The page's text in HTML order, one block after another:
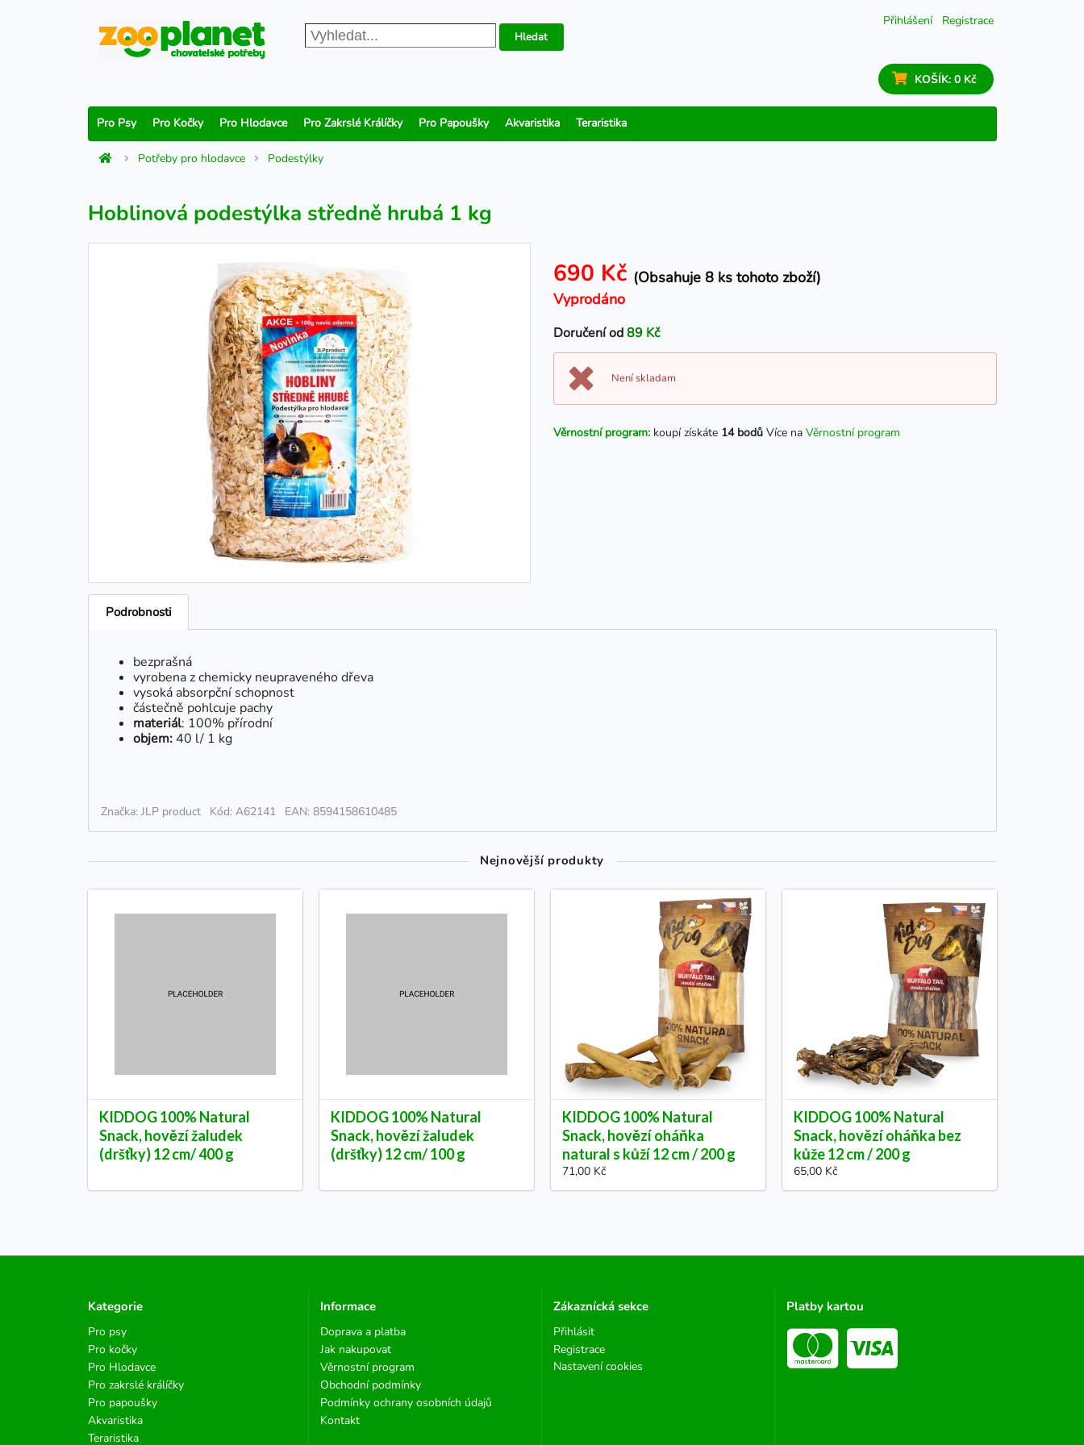
Přihlášení Registrace
Hledat
KOŠÍK: 0 Kč
Pro Psy Pro Kočky Pro Hlodavce Pro Zakrslé Králíčky Pro Papoušky Akvaristika Teraristika
Potřeby pro hlodavce Podestýlky
Hoblinová podestýlka středně hrubá 1 kg
690 Kč (Obsahuje 8 ks tohoto zboží)
Vyprodáno
Doručení od89 Kč
Není skladam
Věrnostní program: koupí získáte 14 bodů Více na Věrnostní program
Podrobnosti
bezprašná
vyrobena z chemicky neupraveného dřeva
vysoká absorpční schopnost
částečně pohlcuje pachy
materiál: 100% přírodní
objem:40 l/ 1 kg
Značka: JLP product Kód: A62141 EAN: 8594158610485
Nejnovější produkty
KIDDOG 100% Natural
Snack, hovězí žaludek
(dršťky) 12 cm/ 400 g
KIDDOG 100% Natural
Snack, hovězí žaludek
(dršťky) 12 cm/ 100 g
KIDDOG 100% Natural
Snack, hovězí oháňka
natural s kůží 12 cm / 200 g
71,00 Kč
KIDDOG 100% Natural
Snack, hovězí oháňka bez
kůže 12 cm / 200 g
65,00 Kč
Kategorie
Pro psy
Pro kočky
Pro Hlodavce
Pro zakrslé králíčky
Pro papoušky
Akvaristika
Teraristika
Informace
Doprava a platba
Jak nakupovat
Věrnostní program
Obchodní podmínky
Podmínky ochrany osobních údajů
Kontakt
Zákaznícká sekce
Přihlásit
Registrace
Nastavení cookies
Platby kartou